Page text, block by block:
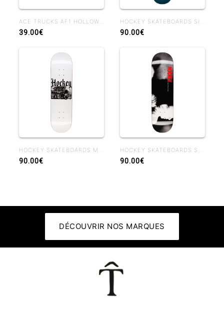
ACE TRUCKS AF1 HOLLOW POLISHED
39.00€
HOCKEY SKATEBOARDS SIDE EFFECTS BEN KADOW 8.25 BEN SHAPE
90.00€
HOCKEY SKATEBOARDS MIDDLE EARTH NIK STAIN 8.38
90.00€
HOCKEY SKATEBOARDS SHADOWBOX JOHN FITZGERALD 8.25
90.00€
DÉCOUVRIR NOS MARQUES